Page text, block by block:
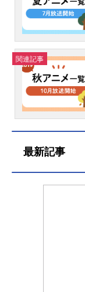
関連記事
最新記事